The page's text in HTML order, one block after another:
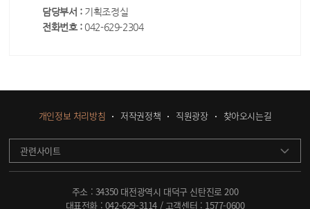
담당부서 : 기획조정실
전화번호 : 042-629-2304
개인정보 처리방침 저작권정책 직원광장 찾아오시는길
관련사이트
주소 : 34350 대전광역시 대덕구 신탄진로 200
대표전화 : 042-629-3114 / 고객센터 : 1577-0600